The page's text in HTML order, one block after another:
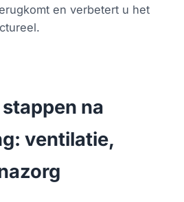
en verbetert u het
na
ventilatie,